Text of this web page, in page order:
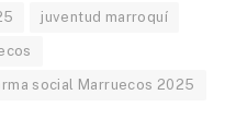
juventud marroquí
social Marruecos 2025